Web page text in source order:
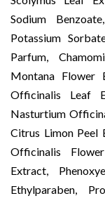
Sodium
Potassium
Parfum,
Montana Flower
Officinalis Leaf
Nasturtium
Citrus Limon Peel
Officinalis
Extract,
Ethylparaben,